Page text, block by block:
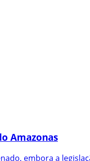
Amazonas
embora a